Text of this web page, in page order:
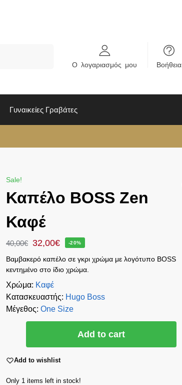
Ο λογαριασμός μου Βοήθεια
Γυναικείες Γραβάτες
Sale!
Καπέλο BOSS Zen
Καφέ
40,00€ 32,00€ -20%
Βαμβακερό καπέλο σε γκρι χρώμα με λογότυπο BOSS
κεντημένο στο ίδιο χρώμα.
Χρώμα: Καφέ
Κατασκευαστής: Hugo Boss
Μέγεθος:One Size
Add to cart
Add to wishlist
Only 1 items left in stock!